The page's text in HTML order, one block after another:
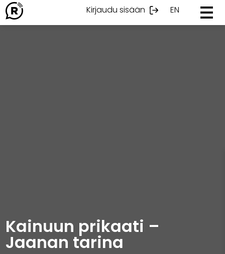
Ohita
sisältöön
Kirjaudu sisään EN
Kainuun prikaati –
Jaanan tarina